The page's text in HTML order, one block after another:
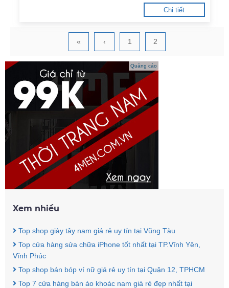
Chi tiết
« ‹ 1 2
Quảng cáo
Xem nhiều
Top shop giày tây nam giá rẻ uy tín tại Vũng Tàu
Top cửa hàng sửa chữa iPhone tốt nhất tại TP.Vĩnh Yên,
Vĩnh Phúc
Top shop bán bóp ví nữ giá rẻ uy tín tại Quận 12, TPHCM
Top 7 cửa hàng bán áo khoác nam giá rẻ đẹp nhất tại